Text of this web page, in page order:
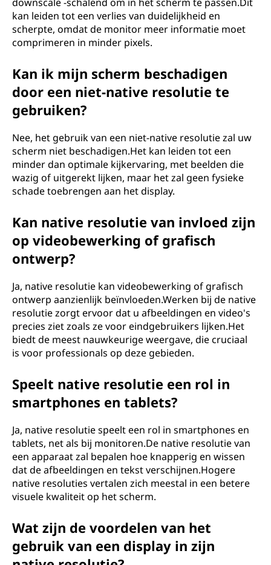
kan leiden tot een verlies van duidelijkheid en
scherpte, omdat de monitor meer informatie moet
comprimeren in minder pixels.
Kan ik mijn scherm beschadigen
door een niet-native resolutie te
gebruiken?
Nee, het gebruik van een niet-native resolutie zal uw
scherm niet beschadigen.Het kan leiden tot een
minder dan optimale kijkervaring, met beelden die
wazig of uitgerekt lijken, maar het zal geen fysieke
schade toebrengen aan het display.
Kan native resolutie van invloed zijn
op videobewerking of grafisch
ontwerp?
Ja, native resolutie kan videobewerking of grafisch
ontwerp aanzienlijk beïnvloeden.Werken bij de native
resolutie zorgt ervoor dat u afbeeldingen en video's
precies ziet zoals ze voor eindgebruikers lijken.Het
biedt de meest nauwkeurige weergave, die cruciaal
is voor professionals op deze gebieden.
Speelt native resolutie een rol in
smartphones en tablets?
Ja, native resolutie speelt een rol in smartphones en
tablets, net als bij monitoren.De native resolutie van
een apparaat zal bepalen hoe knapperig en wissen
dat de afbeeldingen en tekst verschijnen.Hogere
native resoluties vertalen zich meestal in een betere
visuele kwaliteit op het scherm.
Wat zijn de voordelen van het
gebruik van een display in zijn